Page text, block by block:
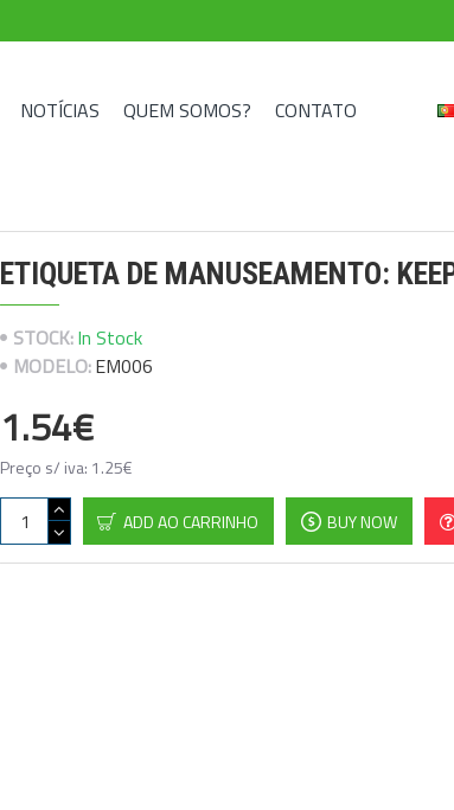
NOTÍCIAS QUEM SOMOS? CONTATO
ETIQUETA DE MANUSEAMENTO:
STOCK:In Stock
MODELO:EM006
1.54€
Preço s/ iva: 1.25€
ADD AO CARRINHO BUY NOW